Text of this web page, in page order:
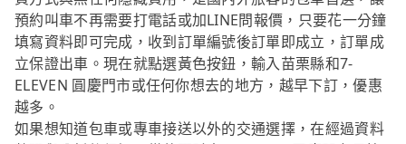
預約叫車不再需要打電話或加LINE問報價，只要花一分鐘
填寫資料即可完成，收到訂單編號後訂單即成立，訂單成
立保證出車。現在就點選黃色按鈕，輸入苗栗縣和7-
ELEVEN 圓慶門市或任何你想去的地方，越早下訂，優惠
越多。
如果想知道包車或專車接送以外的交通選擇，在經過資料